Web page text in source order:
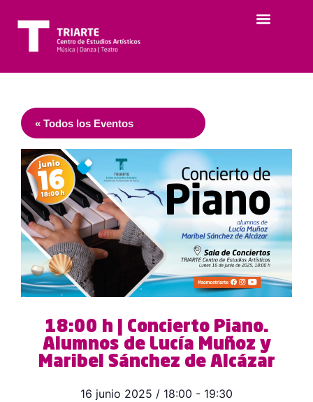
« Todos los Eventos
18:00 h | Concierto Piano.
Alumnos de Lucía Muñoz y
Maribel Sánchez de Alcázar
16 junio 2025 / 18:00 - 19:30